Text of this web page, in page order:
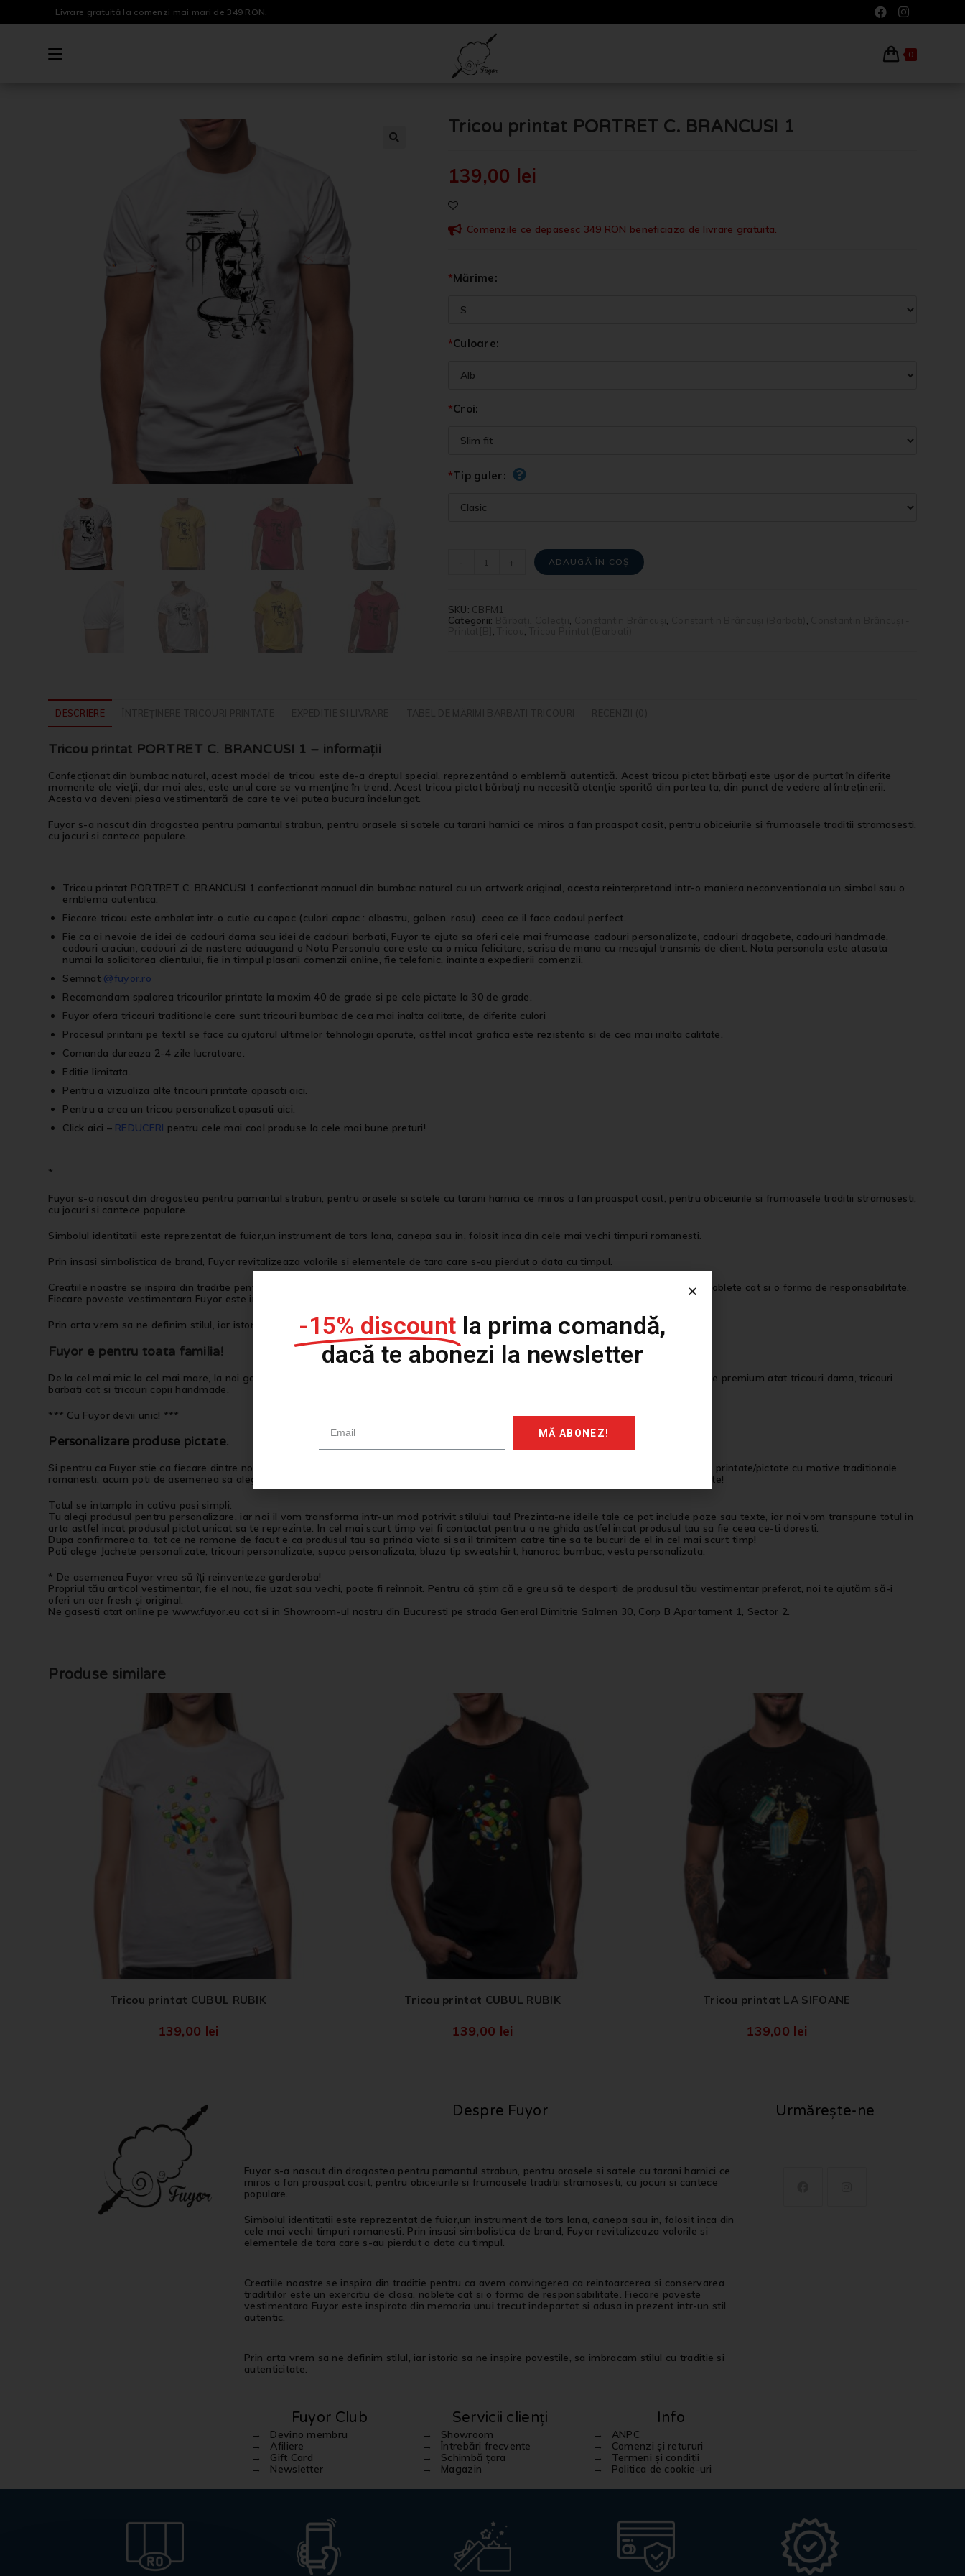
Livrare gratuită la comenzi mai mari de 349 RON.
0
Tricou printat PORTRET C. BRANCUSI 1
139,00 lei
Comenzile ce depasesc 349 RON beneficiaza de livrare gratuita.
*Mărime:
*Culoare:
*Croi:
*Tip guler:
- + ADAUGĂ ÎN COȘ
SKU: CBFM1
Categorii:
, , , ,
, ,
DESCRIERE
Tricou printat PORTRET C. BRANCUSI 1 – informații
Confecționat din bumbac natural, acest model de tricou este de-a dreptul special, reprezentând o emblemă autentică. Acest tricou pictat bărbați este ușor de purtat în diferite
momente ale vieții, dar mai ales, este unul care se va menține în trend. Acest tricou pictat bărbați nu necesită atenție sporită din partea ta, din punct de vedere al întreținerii.
Acesta va deveni piesa vestimentară de care te vei putea bucura îndelungat.
Fuyor s-a nascut din dragostea pentru pamantul strabun, pentru orasele si satele cu tarani harnici ce miros a fan proaspat cosit, pentru obiceiurile si frumoasele traditii stramosesti,
cu jocuri si cantece populare.
Tricou printat PORTRET C. BRANCUSI 1 confectionat manual din bumbac natural cu un artwork original, acesta reinterpretand intr-o maniera neconventionala un simbol sau o
emblema autentica.
Fiecare tricou este ambalat intr-o cutie cu capac (culori capac : albastru, galben, rosu), ceea ce il face cadoul perfect.
Fie ca ai nevoie de idei de cadouri dama sau idei de cadouri barbati, Fuyor te ajuta sa oferi cele mai frumoase cadouri personalizate, cadouri dragobete, cadouri handmade,
cadouri craciun, cadouri zi de nastere adaugand o Nota Personala care este ca o mica felicitare, scrisa de mana cu mesajul transmis de client. Nota personala este atasata
numai la solicitarea clientului, fie in timpul plasarii comenzii online, fie telefonic, inaintea expedierii comenzii.
Semnat @fuyor.ro
Recomandam spalarea tricourilor printate la maxim 40 de grade si pe cele pictate la 30 de grade.
Fuyor ofera tricouri traditionale care sunt tricouri bumbac de cea mai inalta calitate, de diferite culori
Procesul printarii pe textil se face cu ajutorul ultimelor tehnologii aparute, astfel incat grafica este rezistenta si de cea mai inalta calitate.
Comanda dureaza 2-4 zile lucratoare.
Editie limitata.
Pentru a vizualiza altetricouri printate apasati aici.
Pentru a crea untricou personalizat apasati aici.
Click aici – REDUCERI pentru cele mai cool produse la cele mai bune preturi!
*
Fuyor s-a nascut din dragostea pentru pamantul strabun, pentru orasele si satele cu tarani harnici ce miros a fan proaspat cosit, pentru obiceiurile si frumoasele traditii stramosesti,
cu jocuri si cantece populare.
Simbolul identitatii este reprezentat de fuior,un instrument de tors lana, canepa sau in, folosit inca din cele mai vechi timpuri romanesti.
Prin insasi simbolistica de brand, Fuyor revitalizeaza valorile si elementele de tara care s-au pierdut o data cu timpul.
Creatiile noastre se inspira din traditie pentru ca avem convingerea ca reintoarcerea si conservarea traditiilor este un exercitiu de clasa, noblete cat si o forma de responsabilitate.
Fiecare poveste vestimentara Fuyor este inspirata din memoria unui trecut indepartat si adusa in prezent intr-un stil autentic.
Prin arta vrem sa ne definim stilul, iar istoria sa ne inspire povestile, sa imbracam stilul cu traditie si autenticitate.
Fuyor e pentru toata familia!
De la cel mai mic la cel mai mare, la noi gasesti tricouri personalizate, tricouri printate sau tricouri pictate de diferite culori, bumbac calitate premium atat tricouri dama, tricouri
barbati cat si tricouri copii handmade.
*** Cu Fuyor devii unic! ***
Personalizare produse pictate.
Si pentru ca Fuyor stie ca fiecare dintre noi este Unic si stilul este arta exprimarii a ceea ce nu putem rosti prin cuvinte, pe langa tricourile printate/pictate cu motive traditionale
romanesti, acum poti de asemenea sa alegi produsul care te reprezintă, iar noi il vom personaliza pentru ca tu sa ai o vestimentatie aparte!
Totul se intampla in cativa pasi simpli:
Tu alegi produsul pentru personalizare, iar noi il vom transforma intr-un mod potrivit stilului tau! Prezinta-ne ideile tale ce pot include poze sau texte, iar noi vom transpune totul in
arta astfel incat produsul pictat unicat sa te reprezinte. In cel mai scurt timp vei fi contactat pentru a ne ghida astfel incat produsul tau sa fie ceea ce-ti doresti.
Dupa confirmarea ta, tot ce ne ramane de facut e ca produsul tau sa prinda viata si sa il trimitem catre tine sa te bucuri de el in cel mai scurt timp!
Poti alege Jachete personalizate, tricouri personalizate, sapca personalizata, bluza tip sweatshirt, hanorac bumbac, vesta personalizata.
* De asemenea Fuyor vrea să îți reinventeze garderoba!
Propriul tău articol vestimentar, fie el nou, fie uzat sau vechi, poate fi reînnoit. Pentru că știm că e greu să te desparți de produsul tău vestimentar preferat, noi te ajutăm să-i
oferi un aer fresh și original.
Ne gasesti atat online pe www.fuyor.eu cat si in Showroom-ul nostru din Bucuresti pe strada General Dimitrie Salmen 30, Corp B Apartament 1, Sector 2.
Produse similare
Tricou printat CUBUL RUBIK
139,00 lei
Tricou printat CUBUL RUBIK
139,00 lei
Tricou printat LA SIFOANE
139,00 lei
Despre Fuyor
Fuyor s-a nascut din dragostea pentru pamantul strabun, pentru orasele si satele cu tarani harnici ce
miros a fan proaspat cosit, pentru obiceiurile si frumoasele traditii stramosesti, cu jocuri si cantece
populare.
Simbolul identitatii este reprezentat de fuior,un instrument de tors lana, canepa sau in, folosit inca din
cele mai vechi timpuri romanesti. Prin insasi simbolistica de brand, Fuyor revitalizeaza valorile si
elementele de tara care s-au pierdut o data cu timpul.
Creatiile noastre se inspira din traditie pentru ca avem convingerea ca reintoarcerea si conservarea
traditiilor este un exercitiu de clasa, noblete cat si o forma de responsabilitate. Fiecare poveste
vestimentara Fuyor este inspirata din memoria unui trecut indepartat si adusa in prezent intr-un stil
autentic.
Prin arta vrem sa ne definim stilul, iar istoria sa ne inspire povestile, sa imbracam stilul cu traditie si
autenticitate.
Fuyor Club
Devino membru
Afiliere
Gift Card
Newsletter
Servicii clienți
Showroom
Întrebări frecvente
Schimbă țara
Magazin
Info
ANPC
Comenzi și retururi
Termeni și condiții
Politica de cookie-uri
Urmărește-ne
-15% discount la prima comandă,
dacă te abonezi la newsletter
MĂ ABONEZ!